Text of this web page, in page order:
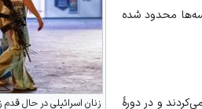
زنان اسرائیلی در حال قدم
محدود شده
و در دورۀ